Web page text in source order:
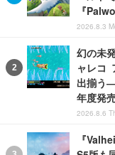
『
2026.8.3
幻の未
ャレコ
出揃う
年度発
2026.8.6
『